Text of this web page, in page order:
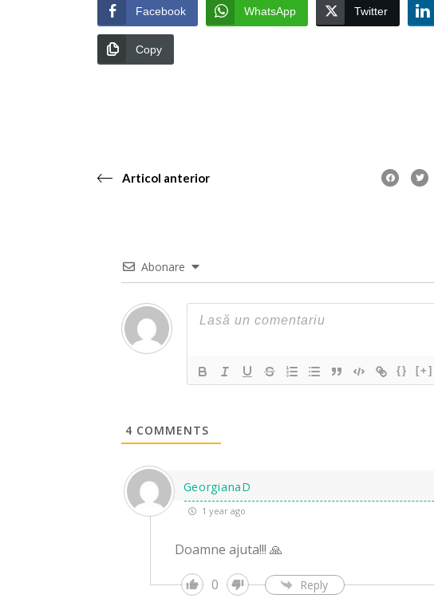
Facebook WhatsApp Twitter
Copy
Articol anterior
Abonare
{} [+]
4 COMMENTS
GeorgianaD
1 year ago
Doamne ajuta!!! 🙏
0
Reply